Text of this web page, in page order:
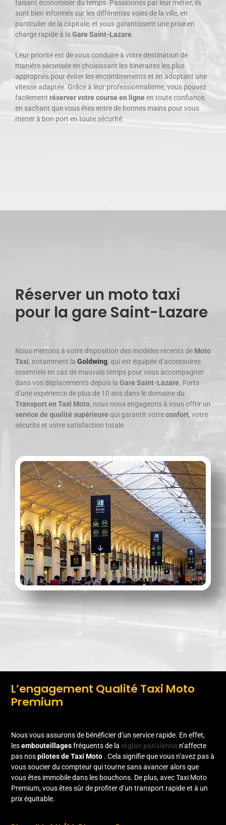
faisant économiser du temps. Passionnés par leur métier, ils
sont bien informés sur les différentes voies de la ville, en
particulier de la capitale, et vous garantissent une prise en
charge rapide à la Gare Saint-Lazare.
Leur priorité est de vous conduire à votre destination de
manière sécurisée en choisissant les itinéraires les plus
appropriés pour éviter les encombrements et en adoptant une
vitesse adaptée. Grâce à leur professionnalisme, vous pouvez
facilement réserver votre course en ligneen toute confiance,
en sachant que vous êtes entre de bonnes mains pour vous
mener à bon port en toute sécurité.
Réserver un moto taxi
pour la gare Saint-Lazare
Nous mettons à votre disposition des modèles récents de Moto
Taxi, notamment la Goldwing, qui est équipée d’accessoires
essentiels en cas de mauvais temps pour vous accompagner
dans vos déplacements depuis la Gare Saint-Lazare. Forts
d’une expérience de plus de 10 ans dans le domaine du
Transport en Taxi Moto, nous nous engageons à vous offrir un
service de qualité supérieure qui garantit votreconfort, votre
sécurité et votre satisfaction totale.
L’engagement Qualité Taxi Moto
Premium
Nous vous assurons de bénéficier d’un service rapide. En effet,
lesembouteillagesfréquents de la région parisienne n’affecte
pas nospilotes de Taxi Moto . Cela signifie que vous n’avez pas à
vous soucier du compteur qui tourne sans avancer alors que
vous êtes immobile dans les bouchons. De plus, avec Taxi Moto
Premium, vous êtes sûr de profiter d’un transport rapide et à un
prix équitable.